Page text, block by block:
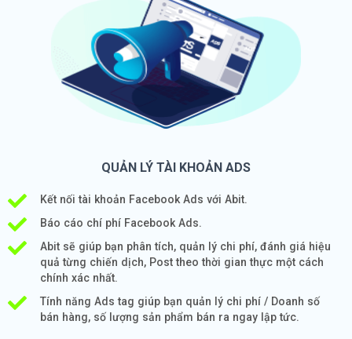
QUẢN LÝ TÀI KHOẢN ADS
Kết nối tài khoản Facebook Ads với Abit.
Báo cáo chí phí Facebook Ads.
Abit sẽ giúp bạn phân tích, quản lý chi phí, đánh giá hiệu
quả từng chiến dịch, Post theo thời gian thực một cách
chính xác nhất.
Tính năng Ads tag giúp bạn quản lý chi phí / Doanh số
bán hàng, số lượng sản phẩm bán ra ngay lập tức.